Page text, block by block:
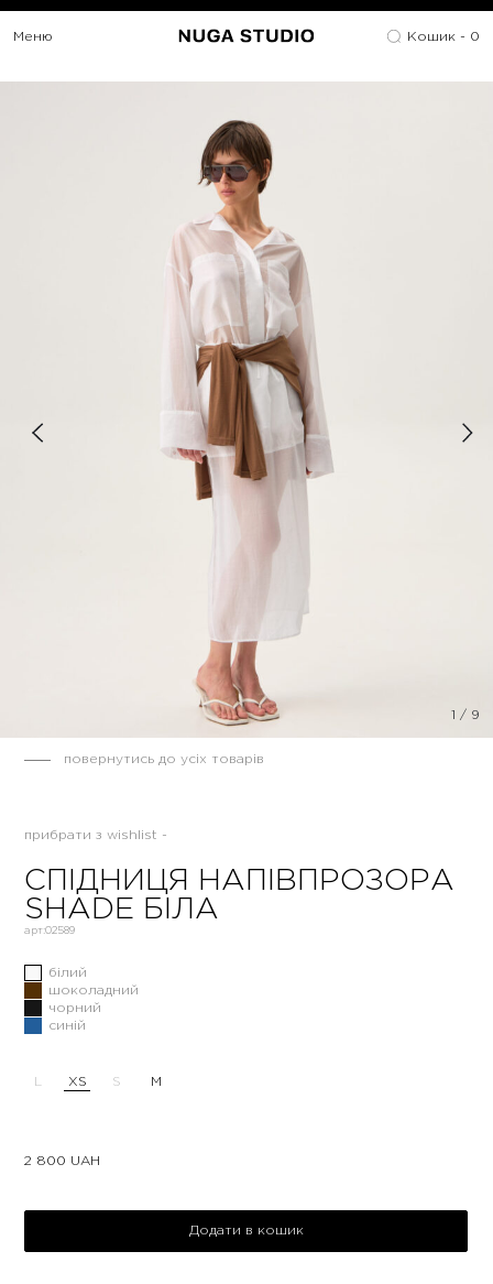
Меню Кошик - 0
/ 9
повернутись до усіх товарів
прибрати з wishlist -
СПІДНИЦЯ НАПІВПРОЗОРА
SHADE БІЛА
арт:02589
білий
шоколадний
чорний
синій
L XS S M
2 800 UAH
Додати в кошик